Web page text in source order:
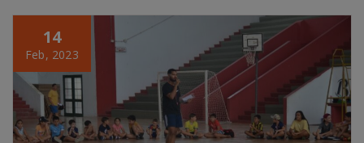
14
Feb, 2023